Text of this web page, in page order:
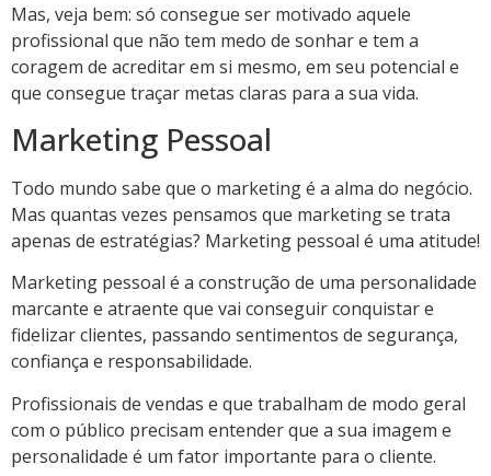
Mas, veja bem: só consegue ser motivado aquele
profissional que não tem medo de sonhar e tem a
coragem de acreditar em si mesmo, em seu potencial e
que consegue traçar metas claras para a sua vida.
Marketing Pessoal
Todo mundo sabe que o marketing é a alma do negócio.
Mas quantas vezes pensamos que marketing se trata
apenas de estratégias? Marketing pessoal é uma atitude!
Marketing pessoal é a construção de uma personalidade
marcante e atraente que vai conseguir conquistar e
fidelizar clientes, passando sentimentos de segurança,
confiança e responsabilidade.
Profissionais de vendas e que trabalham de modo geral
com o público precisam entender que a sua imagem e
personalidade é um fator importante para o cliente.